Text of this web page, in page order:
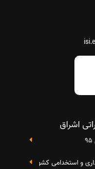
اشراق
و استخدامی کشور در خصوص